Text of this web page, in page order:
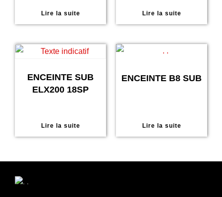
Lire la suite Lire la suite
ENCEINTE SUB
ELX200 18SP
Lire la suite
ENCEINTE B8 SUB
Lire la suite